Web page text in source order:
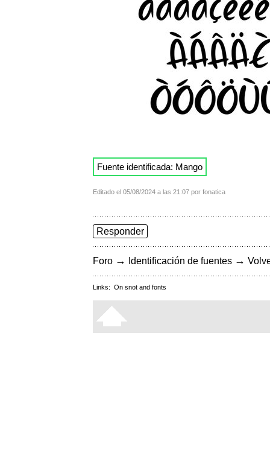
Fuente identificada: Mango
Editado el 05/08/2024 a las 21:07 por fonatica
Responder
Foro → Identificación de fuentes →
Links: On snot and fonts